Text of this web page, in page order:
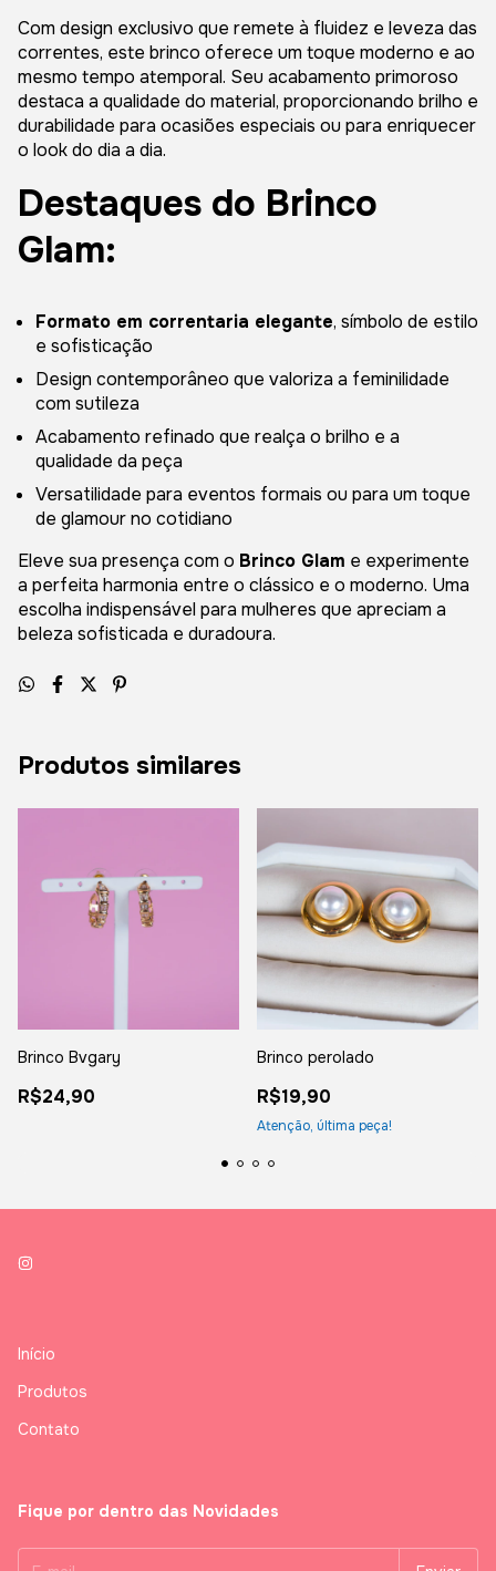
Com design exclusivo que remete à fluidez e leveza das
correntes, este brinco oferece um toque moderno e ao
mesmo tempo atemporal. Seu acabamento primoroso
destaca a qualidade do material, proporcionando brilho e
durabilidade para ocasiões especiais ou para enriquecer
o look do dia a dia.
Destaques do Brinco
Glam:
Formato em correntaria elegante, símbolo de estilo
e sofisticação
Design contemporâneo que valoriza a feminilidade
com sutileza
Acabamento refinado que realça o brilho e a
qualidade da peça
Versatilidade para eventos formais ou para um toque
de glamour no cotidiano
Eleve sua presença com o Brinco Glam e experimente
a perfeita harmonia entre o clássico e o moderno. Uma
escolha indispensável para mulheres que apreciam a
beleza sofisticada e duradoura.
Produtos similares
Brinco Bvgary
R$24,90
Brinco perolado
R$19,90
Atenção, última peça!
Início
Produtos
Contato
Fique por dentro das Novidades